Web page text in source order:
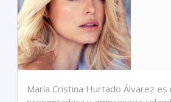
María Cristina Hurtado Álvarez es